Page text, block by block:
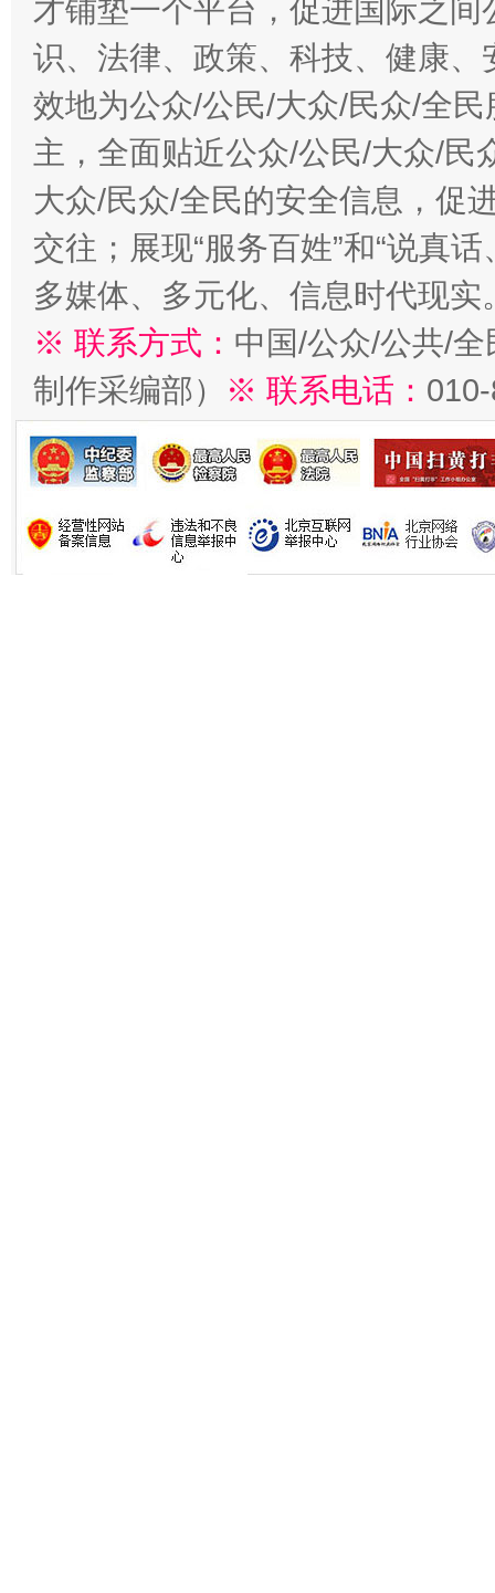
才铺垫一个平台，促进国际之
识、法律、政策、科技、健康
效地为公众/公民/大众/民众/全
主，全面贴近公众/公民/大众/民
大众/民众/全民的安全信息，促
交往；展现“服务百姓”和“说真
多媒体、多元化、信息时代现实
※ 联系方式： 中国/公众/公共/
制作采编部）
※ 联系电话：